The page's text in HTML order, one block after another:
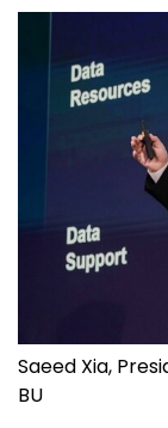
Saeed Xia,
BU